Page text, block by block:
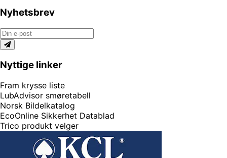
Nyhetsbrev
Nyttige linker
Fram krysse liste
LubAdvisor smøretabell
Norsk Bildelkatalog
EcoOnline Sikkerhet Datablad
Trico produkt velger